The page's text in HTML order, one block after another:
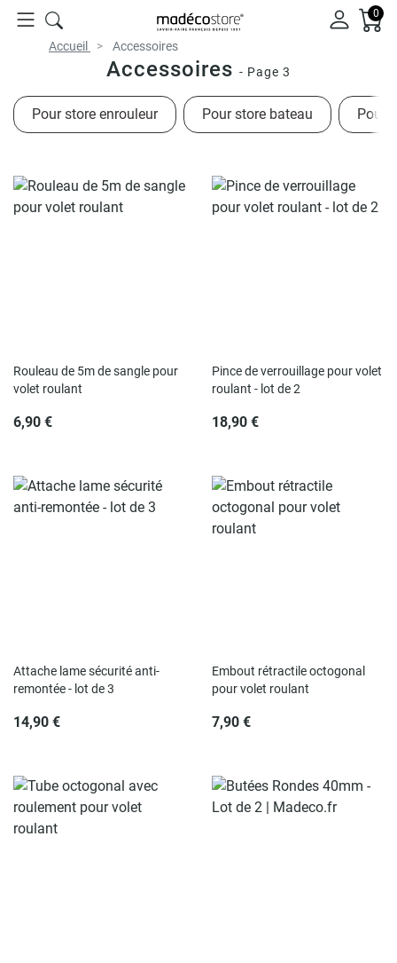
0
Accueil Accessoires
Accessoires - Page 3
Pour store enrouleur Pour store bateau Pour
Rouleau de 5m de sangle pour
volet roulant
6,90 €
Pince de verrouillage pour volet
roulant - lot de 2
18,90 €
Attache lame sécurité anti-
remontée - lot de 3
14,90 €
Embout rétractile octogonal
pour volet roulant
7,90 €